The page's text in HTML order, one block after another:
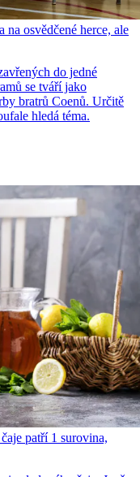
na osvědčené herce, ale
do jedné
se tváří jako
bratrů Coenů. Určitě
hledá téma.
patří 1 surovina,